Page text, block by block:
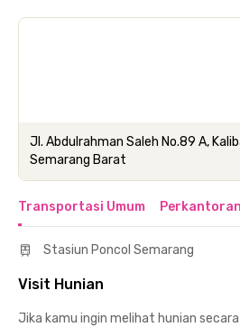
Jl. Abdulrahman Saleh No.89 A,
Semarang Barat
Transportasi Umum Perkantoran
Stasiun Poncol Semarang
Visit Hunian
Jika kamu ingin melihat hunian